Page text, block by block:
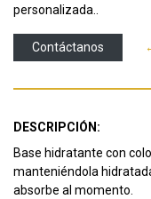
personalizada..
Contáctanos
DESCRIPCIÓN:
Base hidratante con
manteniéndola
absorbe al momento.